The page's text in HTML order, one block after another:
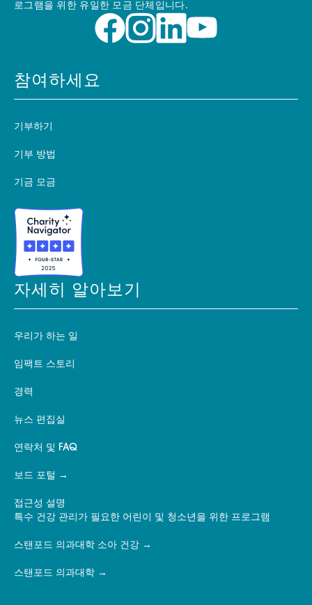
로그램을 위한 유일한 모금 단체입니다.
참여하세요
기부하기
기부 방법
기금 모금
자세히 알아보기
우리가 하는 일
임팩트 스토리
경력
뉴스 편집실
연락처 및 FAQ
보드 포털
접근성 설명
특수 건강 관리가 필요한 어린이 및 청소년을 위한 프로그램
스탠포드 의과대학 소아 건강
스탠포드 의과대학